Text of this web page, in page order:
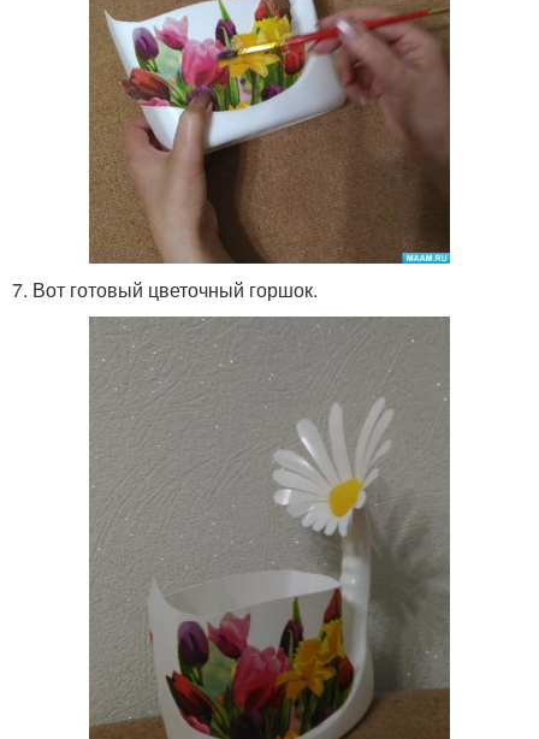
7. Вот готовый цветочный горшок.